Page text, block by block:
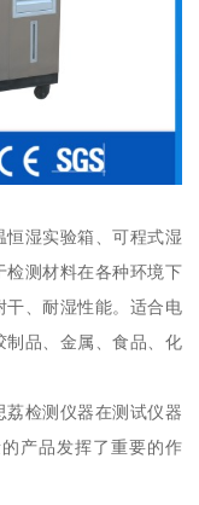
湿实验箱、可程式湿
检测材料在各种环境下
干、耐湿性能。适合电
制品、金属、食品、化
检测仪器在测试仪器
产品发挥了重要的作